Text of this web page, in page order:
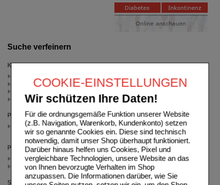
COOKIE-EINSTELLUNGEN
Wir schützen Ihre Daten!
Für die ordnungsgemäße Funktion unserer Website
(z.B. Navigation, Warenkorb, Kundenkonto) setzen
wir so genannte Cookies ein. Diese sind technisch
notwendig, damit unser Shop überhaupt funktioniert.
Darüber hinaus helfen uns Cookies, Pixel und
vergleichbare Technologien, unsere Website an das
von Ihnen bevorzugte Verhalten im Shop
anzupassen. Die Informationen darüber, wie Sie
Suche verfeinern
Kategorien
Vitamin D (1)
Ernährung (1)
Packungsgröße
60 St
(auswahl entfernen)
Preis
< 5.00 (1)
>= 5.00 (1)
Sortieren nach